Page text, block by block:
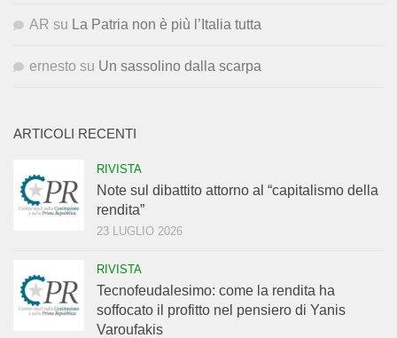
AR su La Patria non è più l’Italia tutta
ernesto su Un sassolino dalla scarpa
ARTICOLI RECENTI
RIVISTA
Note sul dibattito attorno al “capitalismo della
rendita”
23 LUGLIO 2026
RIVISTA
Tecnofeudalesimo: come la rendita ha
soffocato il profitto nel pensiero di Yanis
Varoufakis